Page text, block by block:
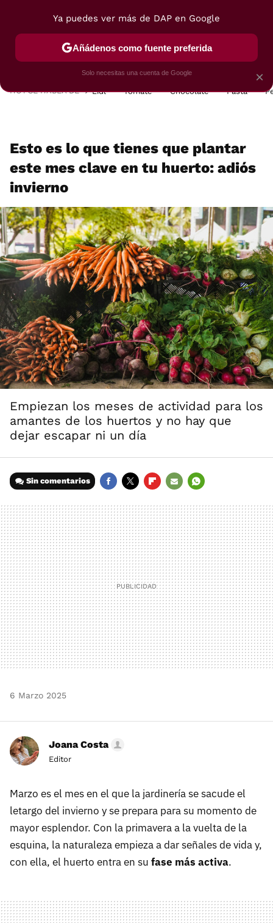
POSTRES VIAJES SELECCIÓN VEGUI
HOY SE HABLA DE Lidl Tomate Chocolate Pasta
Esto es lo que tienes que plantar
este mes clave en tu huerto: adiós
invierno
Empiezan los meses de actividad para los
amantes de los huertos y no hay que
dejar escapar ni un día
Sin comentarios
MAIL
6 Marzo 2025
Joana Costa
Editor
Marzo es el mes en el que la jardinería se sacude el
letargo del invierno y se prepara para su momento de
mayor esplendor. Con la primavera a la vuelta de la
esquina, la naturaleza empieza a dar señales de vida y,
con ella, el huerto entra en su fase más activa.
×
Ya puedes ver más de DAP en Google
Añádenos como fuente preferida
Solo necesitas una cuenta de Google